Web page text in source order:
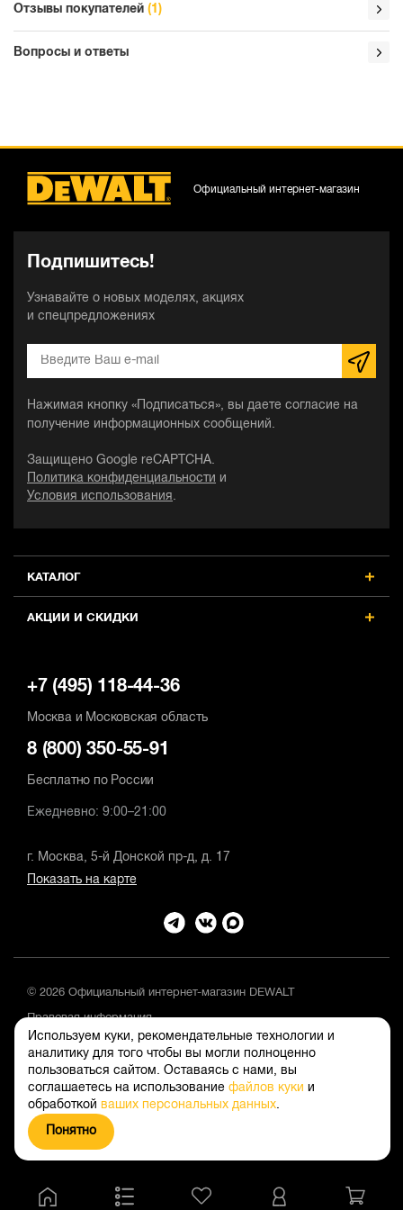
Используем куки, рекомендательные технологии и
аналитику для того чтобы вы могли полноценно
пользоваться сайтом. Оставаясь с нами, вы
соглашаетесь на использование файлов куки и
обработкой ваших персональных данных.
Понятно
Отзывы покупателей (1)
Вопросы и ответы
КАТАЛОГ
АКЦИИ И СКИДКИ
Подпишитесь!
Узнавайте о новых моделях, акциях
и спецпредложениях
Нажимая кнопку «Подписаться», вы даете согласие на
получение информационных сообщений.
Защищено Google reCAPTCHA.
Политика конфиденциальности
и
Условия использования .
Официальный интернет-магазин
+7 (495) 118-44-36
Москва и Московская область
8 (800) 350-55-91
Бесплатно по России
Ежедневно: 9:00–21:00
г. Москва, 5-й Донской пр-д, д. 17
Показать на карте
© 2026 Официальный интернет-магазин DEWALT
Правовая информация
Положение об обработке и защите персональных данных